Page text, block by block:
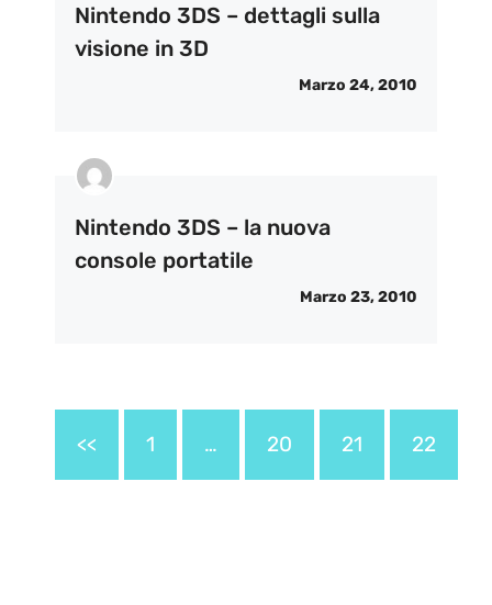
Nintendo 3DS – dettagli sulla
visione in 3D
Marzo 24, 2010
Nintendo 3DS – la nuova
console portatile
Marzo 23, 2010
<< 1 … 20 21 22